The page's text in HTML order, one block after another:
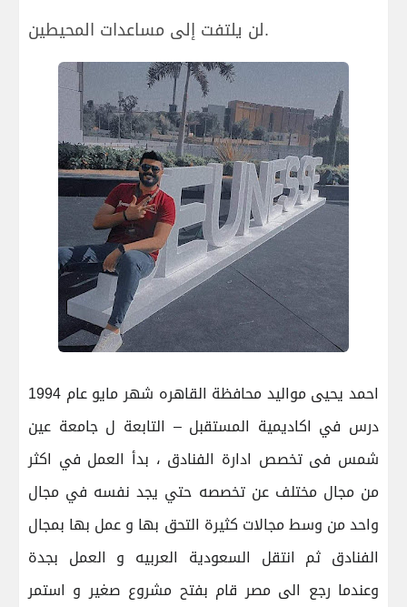
لن يلتفت إلى مساعدات المحيطين.
احمد يحيى مواليد محافظة القاهره شهر مايو عام 1994
درس في اكاديمية المستقبل – التابعة ل جامعة عين
شمس فى تخصص ادارة الفنادق ، بدأ العمل في اكثر
من مجال مختلف عن تخصصه حتي يجد نفسه في مجال
واحد من وسط مجالات كثيرة التحق بها و عمل بها بمجال
الفنادق ثم انتقل السعودية العربيه و العمل بجدة
وعندما رجع الى مصر قام بفتح مشروع صغير و استمر